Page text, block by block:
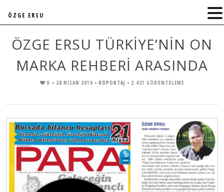
ÖZGE ERSU TÜRKİYE’NİN ON
MARKA REHBERİ ARASINDA
0 • 28 NISAN 2016 • RÖPORTAJ • 2.421 GÖRÜNTÜLEME
ÖZGE ERSU